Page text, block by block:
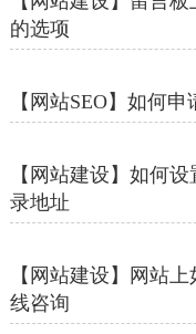
的选项
【网站SEO】如何
【网站建设】如何
录地址
【网站建设】网站
线咨询